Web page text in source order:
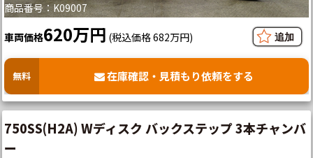
商品番号：K09007
車両価格620万円 (税込価格 682万円)
無料 在庫確認・見積もり依頼をする
750SS(H2A) Wディスク バックステップ 3本チャンバ
ー